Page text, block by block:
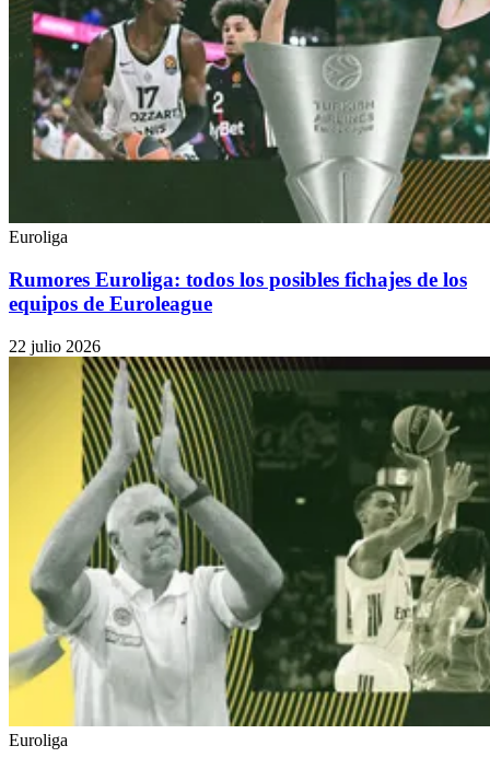
Euroliga
Rumores Euroliga: todos los posibles fichajes de los
equipos de Euroleague
22 julio 2026
Euroliga